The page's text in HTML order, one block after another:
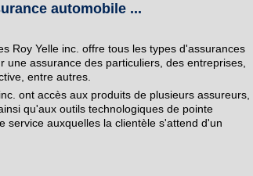
automobile ...
Roy Yelle inc. offre tous les types d'assurances
assurance des particuliers, des entreprises,
entre autres.
ont accès aux produits de plusieurs assureurs,
qu'aux outils technologiques de pointe
service auxquelles la clientèle s'attend d'un